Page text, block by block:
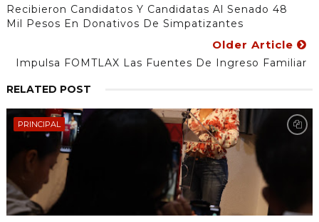
Recibieron Candidatos Y Candidatas Al Senado 48
Mil Pesos En Donativos De Simpatizantes
Older Article
Impulsa FOMTLAX Las Fuentes De Ingreso Familiar
RELATED POST
PRINCIPAL